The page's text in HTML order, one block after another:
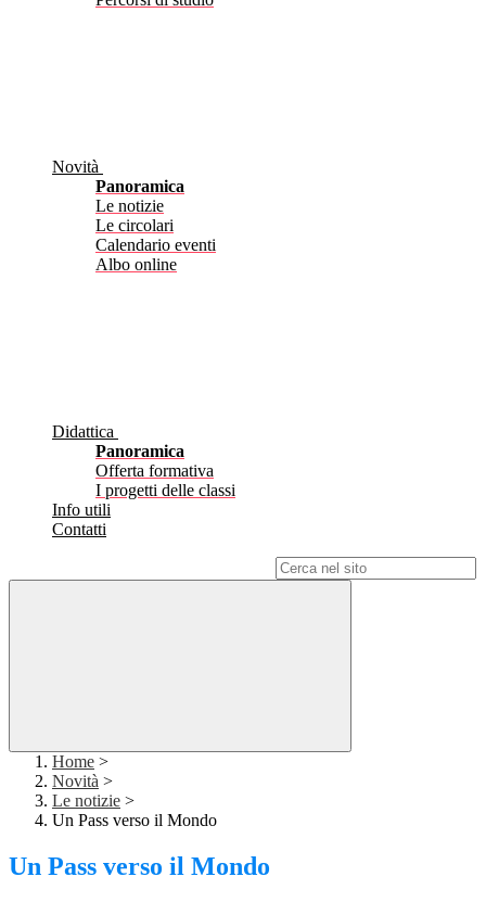
Novità
Panoramica
Le notizie
Le circolari
Calendario eventi
Albo online
Didattica
Panoramica
Offerta formativa
I progetti delle classi
Info utili
Contatti
Home >
Novità >
Le notizie >
Un Pass verso il Mondo
Un Pass verso il Mondo